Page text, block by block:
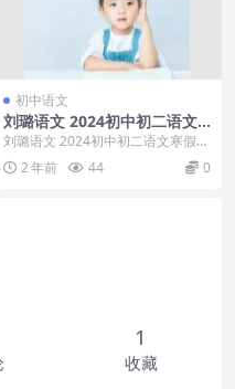
初中语文
刘璐语文 2024初中初二语文
寒假班春季班
刘璐语文 2024初中初二语文寒假班
春季班 目录： 春季下： 01.【记叙
文阅读...
2 年前 44 0
1
收藏